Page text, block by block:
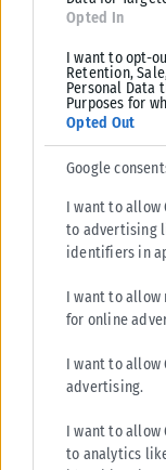
Opted In
I want to opt-
Retention,
Personal Data
Purposes for
Opted Out
Google
I want to allow
to advertising
identifiers in
I want to allow
for online
I want to allow
advertising.
I want to allow
to analytics
Επιστρέφει αύριο
Μπολτσάνο και
αγωνιστικής...
ΑΝΑΡΤΉΘΗΚΕ ΑΠΌ